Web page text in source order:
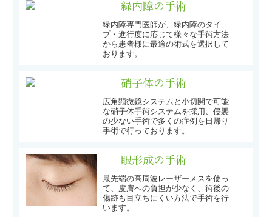
緑内障の手術
緑内障専門医師が、緑内障のタイ
プ・進行度に応じて様々な手術方法
から患者様に最適の術式を選択して
おります。
硝子体の手術
広角顕微鏡システムと小切開で可能
な硝子体手術システムを採用、侵襲
の少ない手術で多くの症例を日帰り
手術で行っております。
眼形成の手術
最先端の高周波レーザーメスを使っ
て、皮膚への負担が少なく、術後の
傷跡も目立ちにくい方法で手術を行
います。